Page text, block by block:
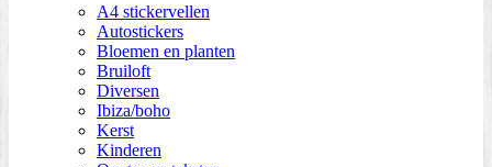
A4 stickervellen
Autostickers
Bloemen en planten
Bruiloft
Diversen
Ibiza/boho
Kerst
Kinderen